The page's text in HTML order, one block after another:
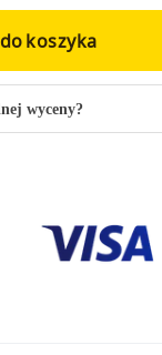
koszyka
wyceny?